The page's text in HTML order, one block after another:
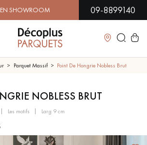
| DISPONIBILITÉ09-8899140
Fermer
LES PLUS COURANTES
Parquet Massif Point De Hongrie Nobless Brut
NOBLESS BRUT
les motifs larg 9 cm